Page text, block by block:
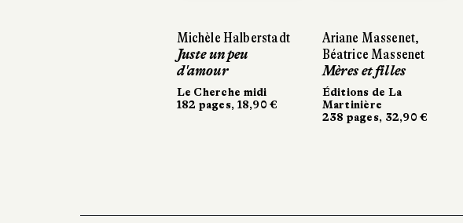
Michèle Halberstadt
Juste un peu
d'amour
Le Cherche midi
182 pages, 18,90 €
Ariane Massenet,
Béatrice Massenet
Mères et filles
Éditions de La
Martinière
238 pages, 32,90 €